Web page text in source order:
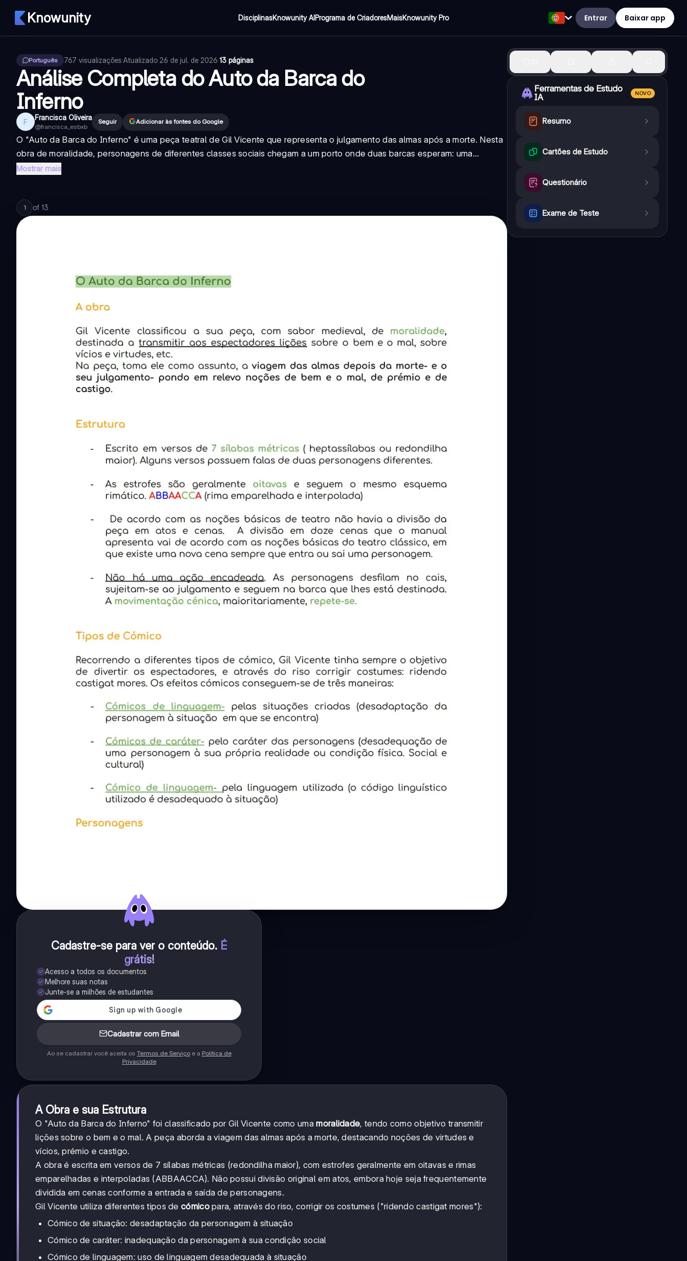
Knowunity DisciplinasKnowunity AIPrograma de CriadoresMaisKnowunity Pro Entrar Baixar app
Português 767 visualizações·Atualizado 26 de jul. de 2026·13 páginas
Análise Completa do Auto da Barca do
Inferno
F Francisca Oliveira
@francisca_esbxb
Seguir Adicionar às fontes do Google
O "Auto da Barca do Inferno" é uma peça teatral de Gil Vicente que representa o julgamento das almas após a morte. Nesta
obra de moralidade, personagens de diferentes classes sociais chegam a um porto onde duas barcas esperam: uma...
Mostrar mais
1 of 13
Cadastre-se para ver o conteúdo. É
grátis!
Acesso a todos os documentos
Melhore suas notas
Junte-se a milhões de estudantes
Cadastrar com Email
Ao se cadastrar você aceita os Termos de Serviçoe a Política de
Privacidade
A Obra e sua Estrutura
O "Auto da Barca do Inferno" foi classificado por Gil Vicente como umamoralidade, tendo como objetivo transmitir
lições sobre o bem e o mal. A peça aborda a viagem das almas após a morte, destacando noções de virtudes e
vícios, prémio e castigo.
A obra é escrita em versos de 7 sílabas métricas (redondilha maior), com estrofes geralmente em oitavas e rimas
emparelhadas e interpoladas (ABBAACCA). Não possui divisão original em atos, embora hoje seja frequentemente
dividida em cenas conforme a entrada e saída de personagens.
Gil Vicente utiliza diferentes tipos de cómicopara, através do riso, corrigir os costumes ("ridendo castigat mores"):
Cómico de situação: desadaptação da personagem à situação
Cómico de caráter: inadequação da personagem à sua condição social
Cómico de linguagem: uso de linguagem desadequada à situação
Ferramentas de Estudo
IA
NOVO
Resumo
Cartões de Estudo
Questionário
Exame de Teste